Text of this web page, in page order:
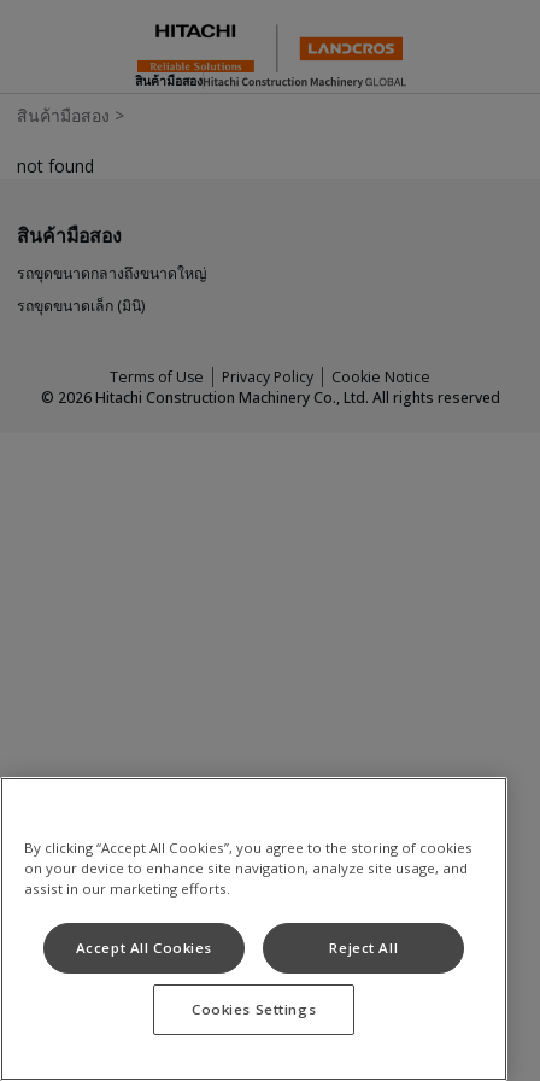
สินค้ามือสอง
สินค้ามือสอง >
not found
สินค้ามือสอง
รถขุดขนาดกลางถึงขนาดใหญ่
รถขุดขนาดเล็ก (มินิ)
Terms of Use Privacy Policy
Cookie Notice
© 2026Hitachi Construction Machinery Co., Ltd. All rights reserved
By clicking “Accept All Cookies”, you agree to the storing of cookies
on your device to enhance site navigation, analyze site usage, and
assist in our marketing efforts.
Accept All Cookies Reject All
Cookies Settings